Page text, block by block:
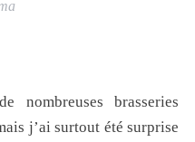
nombreuses brasseries
j’ai surtout été surprise